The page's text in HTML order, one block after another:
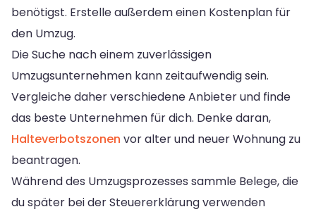
benötigst. Erstelle außerdem einen Kostenplan für
den Umzug.
Die Suche nach einem zuverlässigen
Umzugsunternehmen kann zeitaufwendig sein.
Vergleiche daher verschiedene Anbieter und finde
das beste Unternehmen für dich. Denke daran,
Halteverbotszonen vor alter und neuer Wohnung zu
beantragen.
Während des Umzugsprozesses sammle Belege, die
du später bei der Steuererklärung verwenden